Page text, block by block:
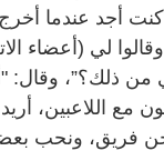
أجد عندما
لي (أعضاء
من ذلك؟”، وقال:
مع اللاعبين،
فريق، ونحب